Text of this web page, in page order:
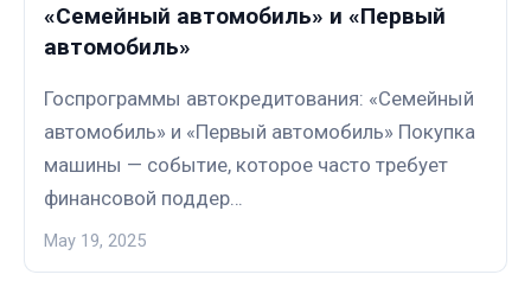
«Семейный автомобиль» и «Первый
автомобиль»
Госпрограммы автокредитования: «Семейный
автомобиль» и «Первый автомобиль» Покупка
машины — событие, которое часто требует
финансовой поддер…
May 19, 2025